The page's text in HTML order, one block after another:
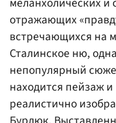
отражающих
встречающихся на
Сталинское ню,
непопулярный
находится пейзаж
реалистично